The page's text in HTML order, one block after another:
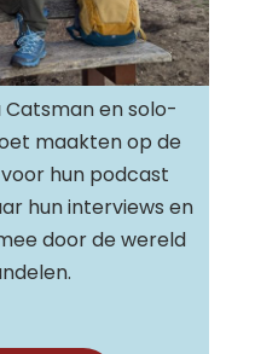
en solo-
maakten op de
hun podcast
hun interviews en
door de wereld